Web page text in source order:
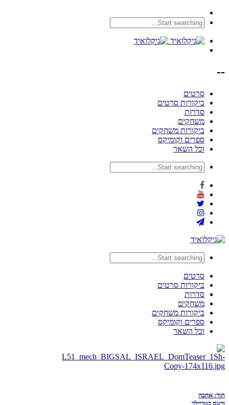
--
סרטים
ביקורות סרטים
סדרות
משחקים
ביקורות משחקים
ספרים וקומיקס
וכל השאר
סרטים
ביקורות סרטים
סדרות
משחקים
ביקורות משחקים
ספרים וקומיקס
וכל השאר
תור: אהבה
ורעם בטריילר